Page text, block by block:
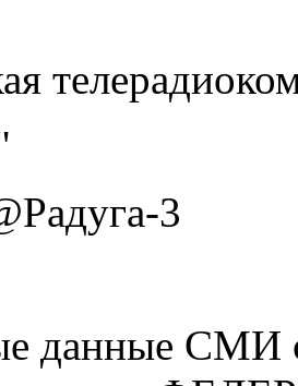
3
данные СМИ